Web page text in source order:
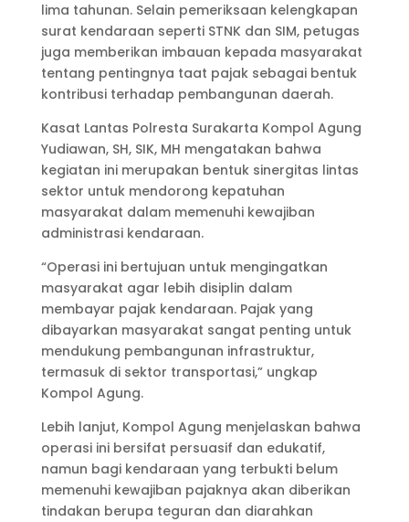
lima tahunan. Selain pemeriksaan kelengkapan
surat kendaraan seperti STNK dan SIM, petugas
juga memberikan imbauan kepada masyarakat
tentang pentingnya taat pajak sebagai bentuk
kontribusi terhadap pembangunan daerah.
Kasat Lantas Polresta Surakarta Kompol Agung
Yudiawan, SH, SIK, MH mengatakan bahwa
kegiatan ini merupakan bentuk sinergitas lintas
sektor untuk mendorong kepatuhan
masyarakat dalam memenuhi kewajiban
administrasi kendaraan.
“Operasi ini bertujuan untuk mengingatkan
masyarakat agar lebih disiplin dalam
membayar pajak kendaraan. Pajak yang
dibayarkan masyarakat sangat penting untuk
mendukung pembangunan infrastruktur,
termasuk di sektor transportasi,” ungkap
Kompol Agung.
Lebih lanjut, Kompol Agung menjelaskan bahwa
operasi ini bersifat persuasif dan edukatif,
namun bagi kendaraan yang terbukti belum
memenuhi kewajiban pajaknya akan diberikan
tindakan berupa teguran dan diarahkan